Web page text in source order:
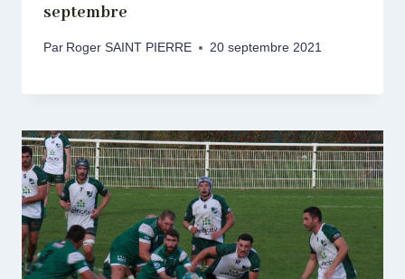
septembre
Par Roger SAINT PIERRE 20 septembre 2021